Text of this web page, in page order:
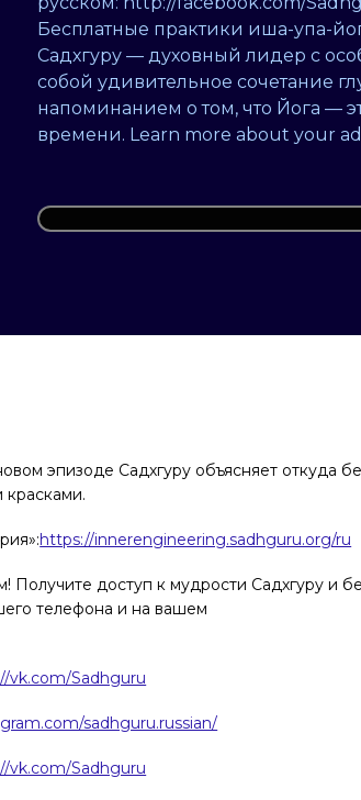
Бесплатные практики иша-упа-
Садхгуру — духовный лидер с
собой удивительное сочетание
напоминанием о том, что Йога —
времени. Learn more about your
эпизоде Садхгуру объясняет откуда
красками.
https://innerengineering.sadhguru.org/ru
Получите доступ к мудрости Садхгуру и
телефона и на вашем
vk.com/Sadhguru
sadhguru.russian/
vk.com/Sadhguru